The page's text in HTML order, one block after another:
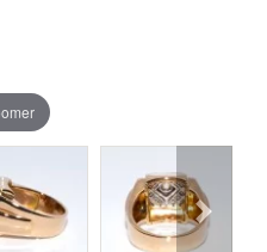
Suivant